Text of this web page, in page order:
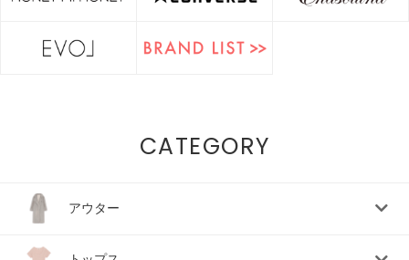
CATEGORY
アウター